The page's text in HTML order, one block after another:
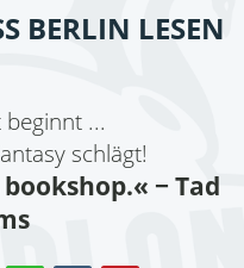
BERLIN LESEN
...
schlägt!
− Tad